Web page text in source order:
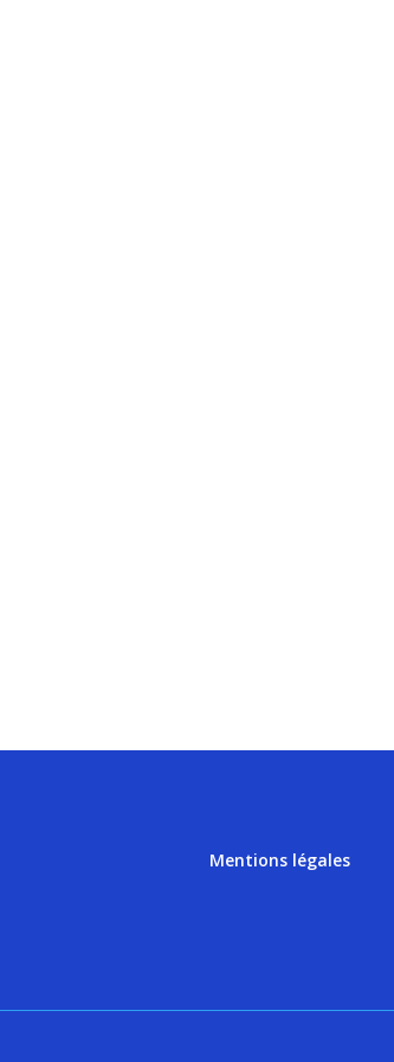
Mentions légales